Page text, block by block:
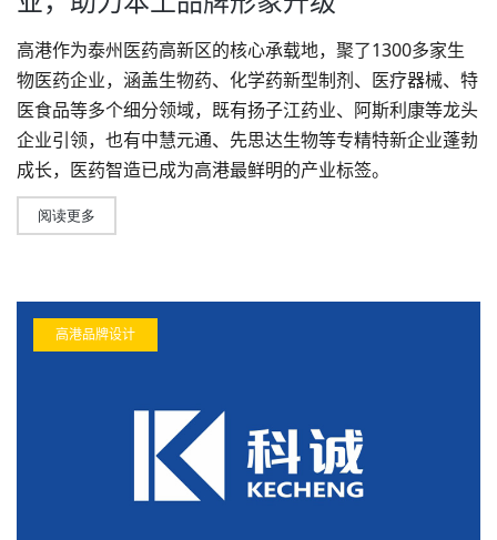
高港作为泰州医药高新区的核心承载地，聚了1300多家生
物医药企业，涵盖生物药、化学药新型制剂、医疗器械、特
医食品等多个细分领域，既有扬子江药业、阿斯利康等龙头
企业引领，也有中慧元通、先思达生物等专精特新企业蓬勃
成长，医药智造已成为高港最鲜明的产业标签。
阅读更多
高港品牌设计